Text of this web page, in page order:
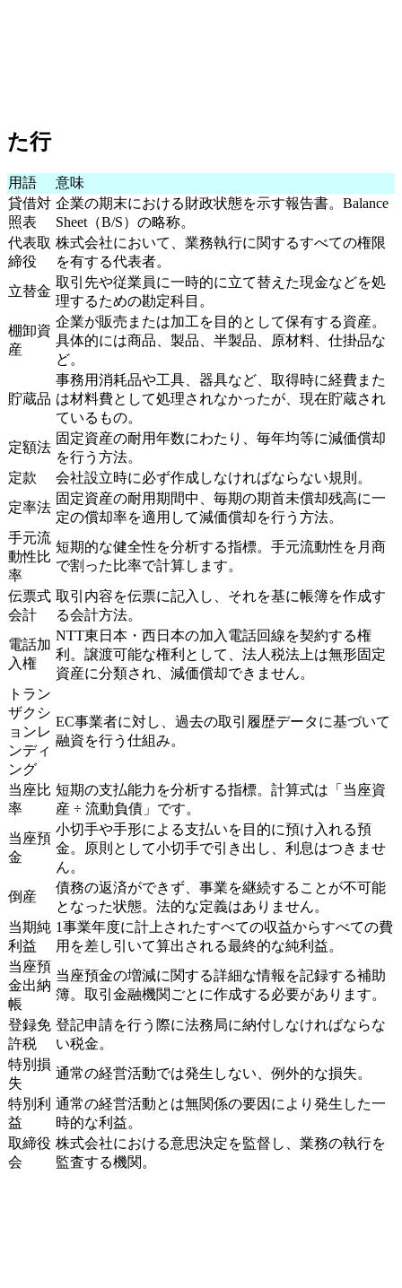
た行
用語
意味
貸借対
照表
企業の期末における財政状態を示す報告書。Balance
Sheet（B/S）の略称。
代表取
締役
株式会社において、業務執行に関するすべての権限
を有する代表者。
立替金
取引先や従業員に一時的に立て替えた現金などを処
理するための勘定科目。
棚卸資
産
企業が販売または加工を目的として保有する資産。
具体的には商品、製品、半製品、原材料、仕掛品な
ど。
貯蔵品
事務用消耗品や工具、器具など、取得時に経費また
は材料費として処理されなかったが、現在貯蔵され
ているもの。
定額法
固定資産の耐用年数にわたり、毎年均等に減価償却
を行う方法。
定款
会社設立時に必ず作成しなければならない規則。
定率法
固定資産の耐用期間中、毎期の期首未償却残高に一
定の償却率を適用して減価償却を行う方法。
手元流
動性比
率
短期的な健全性を分析する指標。手元流動性を月商
で割った比率で計算します。
伝票式
会計
取引内容を伝票に記入し、それを基に帳簿を作成す
る会計方法。
電話加
入権
NTT東日本・西日本の加入電話回線を契約する権
利。譲渡可能な権利として、法人税法上は無形固定
資産に分類され、減価償却できません。
トラン
ザクシ
ョンレ
ンディ
ング
EC事業者に対し、過去の取引履歴データに基づいて
融資を行う仕組み。
当座比
率
短期の支払能力を分析する指標。計算式は「当座資
産 ÷ 流動負債」です。
当座預
金
小切手や手形による支払いを目的に預け入れる預
金。原則として小切手で引き出し、利息はつきませ
ん。
倒産
債務の返済ができず、事業を継続することが不可能
となった状態。法的な定義はありません。
当期純
利益
1事業年度に計上されたすべての収益からすべての費
用を差し引いて算出される最終的な純利益。
当座預
金出納
帳
当座預金の増減に関する詳細な情報を記録する補助
簿。取引金融機関ごとに作成する必要があります。
登録免
許税
登記申請を行う際に法務局に納付しなければならな
い税金。
特別損
失
通常の経営活動では発生しない、例外的な損失。
特別利
益
通常の経営活動とは無関係の要因により発生した一
時的な利益。
取締役
会
株式会社における意思決定を監督し、業務の執行を
監査する機関。